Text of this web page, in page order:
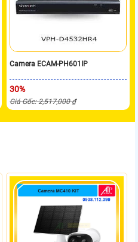
Camera ECAM-PH601IP
30%
Giá Gốc: 2,517,000 ₫